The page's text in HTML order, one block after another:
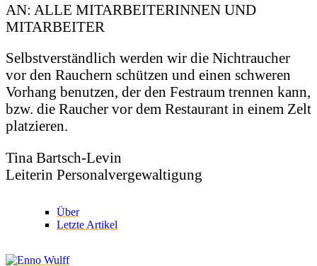
AN: ALLE MITARBEITERINNEN UND
MITARBEITER
Selbstverständlich werden wir die Nichtraucher
vor den Rauchern schützen und einen schweren
Vorhang benutzen, der den Festraum trennen kann,
bzw. die Raucher vor dem Restaurant in einem Zelt
platzieren.
Tina Bartsch-Levin
Leiterin Personalvergewaltigung
Über
Letzte Artikel